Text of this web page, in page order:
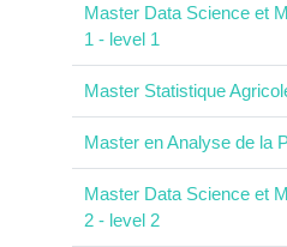
Master Data Science et
1 - level 1
Master Statistique
Master en Analyse de la
Master Data Science et
2 - level 2